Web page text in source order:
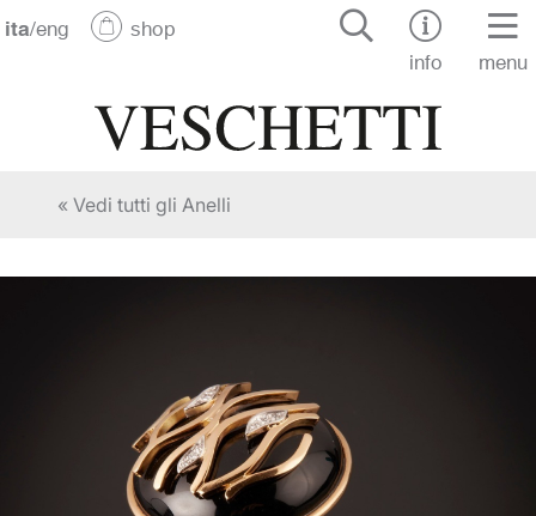
ita/eng
shop
info
menu
« Vedi tutti gli Anelli